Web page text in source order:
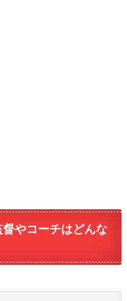
やコーチはどんな